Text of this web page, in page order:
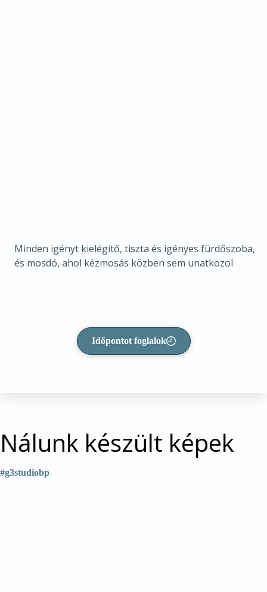
Minden igényt kielégítő, tiszta és igényes fürdőszoba,
és mosdó, ahol kézmosás közben sem unatkozol
Időpontot foglalok
Nálunk készült képek
#g3studiobp